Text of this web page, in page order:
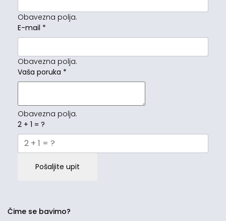
Obavezna polja.
E-mail *
Obavezna polja.
Vaša poruka *
Obavezna polja.
2 + 1 = ?
Pošaljite upit
Čime se bavimo?